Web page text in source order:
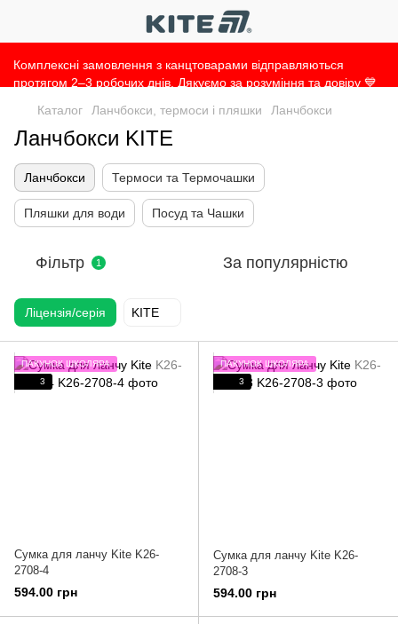
Комплексні замовлення з канцтоварами відправляються
протягом 2–3 робочих днів. Дякуємо за розуміння та довіру 💙
Каталог
Ланчбокси, термоси і пляшки Ланчбокси
Ланчбокси KITE
Ланчбокси Термоси та Термочашки
Пляшки для води Посуд та Чашки
Фільтр 1 За популярністю
Ліцензія/серія KITE
ПАКУНОК ШКОЛЯРА
3
Сумка для ланчу Kite K26-
2708-4
594.00 грн
ПАКУНОК ШКОЛЯРА
3
Сумка для ланчу Kite K26-
2708-3
594.00 грн